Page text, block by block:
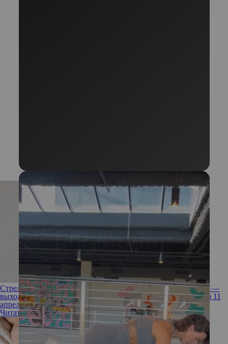
Стрельцам стоит избавиться от вредных привычек, а Львам —
выходить из зоны комфорта: гороскоп для всех знаков с 5 по 11
апреля
Читать полностью